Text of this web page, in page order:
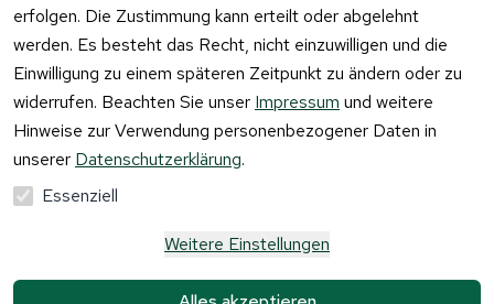
erfolgen. Die Zustimmung kann erteilt oder abgelehnt
werden. Es besteht das Recht, nicht einzuwilligen und die
Einwilligung zu einem späteren Zeitpunkt zu ändern oder zu
widerrufen. Beachten Sie unser Impressum und weitere
Hinweise zur Verwendung personenbezogener Daten in
unserer Datenschutzerklärung.
Essenziell
Weitere Einstellungen
Mehrwertsteuer und zzgl. Versandkosten und